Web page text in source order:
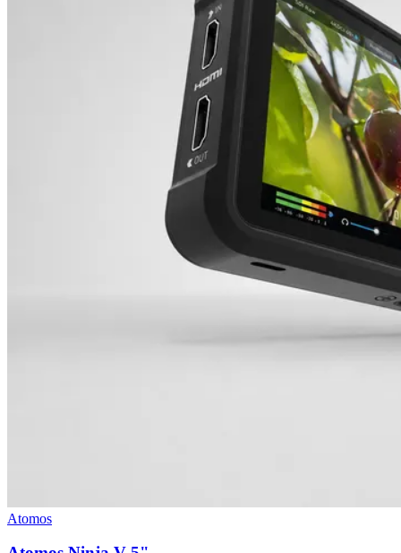
Atomos